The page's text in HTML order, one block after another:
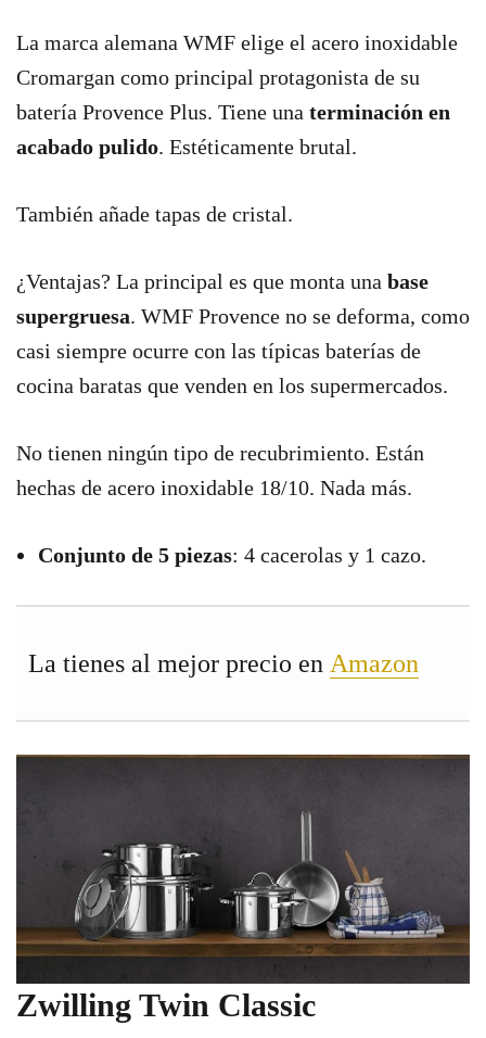
La marca alemana WMF elige el acero inoxidable
Cromargan como principal protagonista de su
batería Provence Plus. Tiene una terminación en
acabado pulido. Estéticamente brutal.
También añade tapas de cristal.
¿Ventajas? La principal es que monta una base
supergruesa. WMF Provence no se deforma, como
casi siempre ocurre con las típicas baterías de
cocina baratas que venden en los supermercados.
No tienen ningún tipo de recubrimiento. Están
hechas de acero inoxidable 18/10. Nada más.
Conjunto de 5 piezas: 4 cacerolas y 1 cazo.
La tienes al mejor precio en Amazon
Zwilling Twin Classic